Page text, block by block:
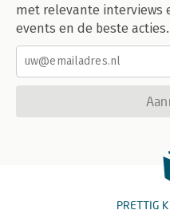
met relevante interviews
events en de beste acties.
PRETTIG